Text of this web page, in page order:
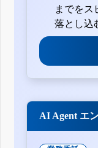
までをス
落とし込
AI Agent エ